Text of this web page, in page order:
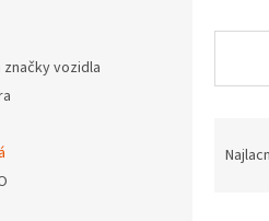
vozidla